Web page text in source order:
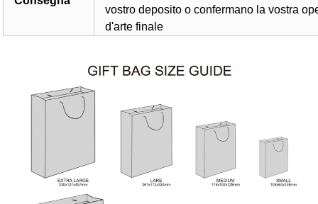
vostro deposito o confermano la vostra
d'arte finale